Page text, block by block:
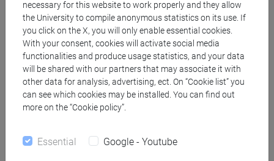
- University of Groningen (NL) department seminar
16/10/2013
- Munich Center for the Economics of Ageing and
Ludwig Maximilian Universitat, Munich (DE), joint empirical
economics seminars 28/05/2013
- Sassari University (IT), Economics department seminar
necessary for this website to work properly and they allow
the University to compile anonymous statistics on its use. If
you click on the X, you will only enable essential cookies.
With your consent, cookies will activate social media
functionalities and produce usage statistics, and your data
will be shared with our partners that may associate it with
other data for analysis, advertising, ect. On “Cookie list” you
can see which cookies may be installed. You can find out
more on the “Cookie policy”.
Essential Google - Youtube